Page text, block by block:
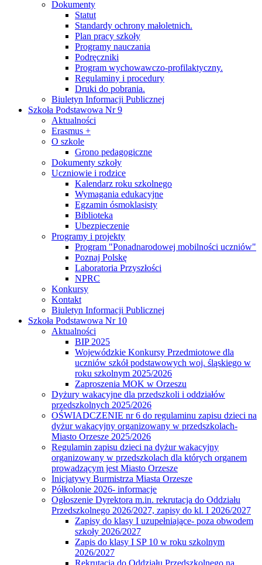
Dokumenty
Statut
Standardy ochrony małoletnich.
Plan pracy szkoły
Programy nauczania
Podręczniki
Program wychowawczo-profilaktyczny.
Regulaminy i procedury
Druki do pobrania.
Biuletyn Informacji Publicznej
Szkoła Podstawowa Nr 9
Aktualności
Erasmus +
O szkole
Grono pedagogiczne
Dokumenty szkoły
Uczniowie i rodzice
Kalendarz roku szkolnego
Wymagania edukacyjne
Egzamin ósmoklasisty
Biblioteka
Ubezpieczenie
Programy i projekty
Program "Ponadnarodowej mobilności uczniów"
Poznaj Polskę
Laboratoria Przyszłości
NPRC
Konkursy
Kontakt
Biuletyn Informacji Publicznej
Szkoła Podstawowa Nr 10
Aktualności
BIP 2025
Wojewódzkie Konkursy Przedmiotowe dla
uczniów szkół podstawowych woj. śląskiego w
roku szkolnym 2025/2026
Zaproszenia MOK w Orzeszu
Dyżury wakacyjne dla przedszkoli i oddziałów
przedszkolnych 2025/2026
OŚWIADCZENIE nr 6 do regulaminu zapisu dzieci na
dyżur wakacyjny organizowany w przedszkolach-
Miasto Orzesze 2025/2026
Regulamin zapisu dzieci na dyżur wakacyjny
organizowany w przedszkolach dla których organem
prowadzącym jest Miasto Orzesze
Inicjatywy Burmistrza Miasta Orzesze
Półkolonie 2026- informacje
Ogłoszenie Dyrektora m.in. rekrutacja do Oddziału
Przedszkolnego 2026/2027, zapisy do kl. I 2026/2027
Zapisy do klasy I uzupełniające- poza obwodem
szkoły 2026/2027
Zapis do klasy I SP 10 w roku szkolnym
2026/2027
Rekrutacja do Oddziału Przedszkolnego na